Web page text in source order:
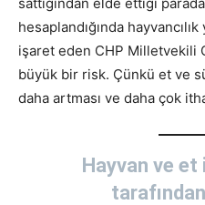
hesaplandığında
işaret eden CHP Milletvekili
büyük bir risk. Çünkü et ve
daha artması ve daha çok
Hayvan ve